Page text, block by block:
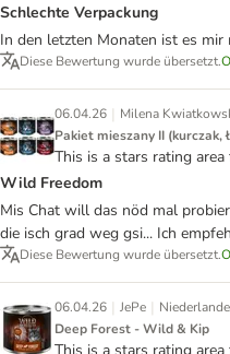
Schlechte Verpackung
In den letzten Monaten ist es mir
Diese Bewertung wurde übersetzt.
06.04.26 | Milena
Pakiet mieszany II (kurczak,
This is a stars rating
Wild Freedom
Mis Chat will das nöd mal
die isch grad weg gsi... Ich
Diese Bewertung wurde übersetzt.
06.04.26 | JePe | Niederlande
Deep Forest - Wild & Kip
This is a stars rating